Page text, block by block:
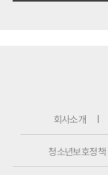
회사소개
청소년보호정책